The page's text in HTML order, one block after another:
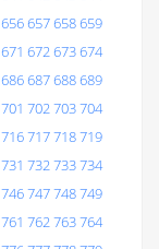
656657658659
671 672673674
686687688689
701 702703704
716717718719
731 732733734
746747748749
761 762763764